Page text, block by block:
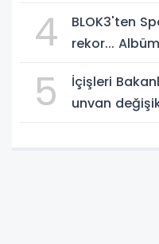
4
BLOK3'ten
rekor...
5
İçişleri
unvan